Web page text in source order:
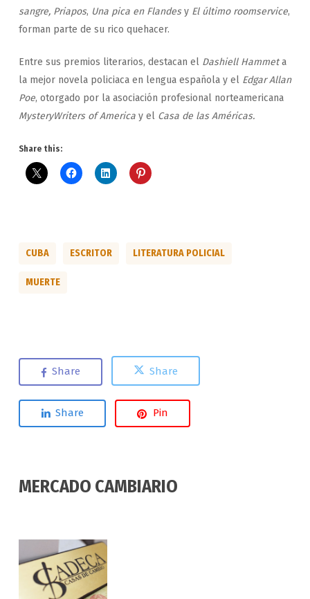
sangre, Priapos, Una pica en Flandesy El último roomservice,
forman parte de su rico quehacer.
Entre sus premios literarios, destacan el Dashiell Hammeta
la mejor novela policiaca en lengua española y el Edgar Allan
Poe, otorgado por la asociación profesional norteamericana
MysteryWriters of America y elCasa de las Américas.
Share this:
CUBA ESCRITOR LITERATURA POLICIAL
MUERTE
Share Share
Share Pin
MERCADO CAMBIARIO